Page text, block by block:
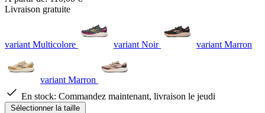
Livraison gratuite
variant Multicolore variant Noir variant Marron
variant Marron
En stock: Commandez maintenant, livraison le jeudi
Sélectionner la taille